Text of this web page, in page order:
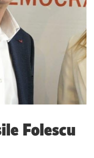
Folescu